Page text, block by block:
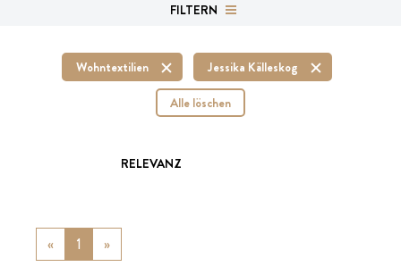
FILTERN
Wohntextilien
Jessika Källeskog
Alle löschen
RELEVANZ
« Previous
1 »